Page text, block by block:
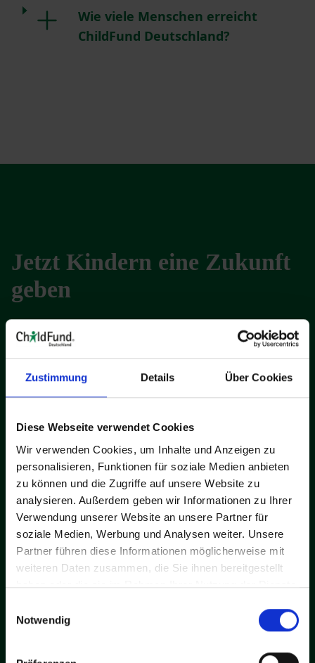
Zustimmung Details Über Cookies
Diese Webseite verwendet Cookies
Wir verwenden Cookies, um Inhalte und Anzeigen zu
personalisieren, Funktionen für soziale Medien anbieten
zu können und die Zugriffe auf unsere Website zu
analysieren. Außerdem geben wir Informationen zu Ihrer
Verwendung unserer Website an unsere Partner für
soziale Medien, Werbung und Analysen weiter. Unsere
Partner führen diese Informationen möglicherweise mit
weiteren Daten zusammen, die Sie ihnen bereitgestellt
haben oder die sie im Rahmen Ihrer Nutzung der Dienste
Notwendig
Wie viele Menschen erreicht
ChildFund Deutschland?
Jetzt Kindern eine Zukunft
geben
Ihre Spende für eine Welt, in der Kinder sicher
aufwachsen, sich frei entfalten und Armut
überwinden können.
Betrag
Zeitraum
Oder einePatenschaft